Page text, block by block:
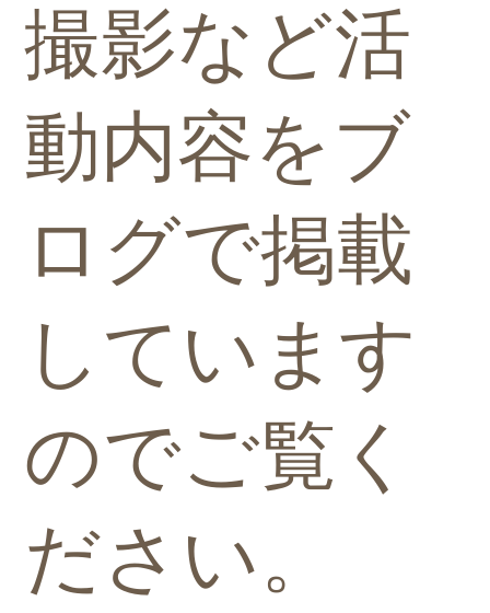
撮影など活
動内容をブ
ログで掲載
しています
のでご覧く
ださい。